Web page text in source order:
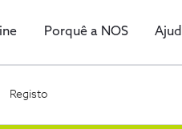
Porquê a NOS
Registo